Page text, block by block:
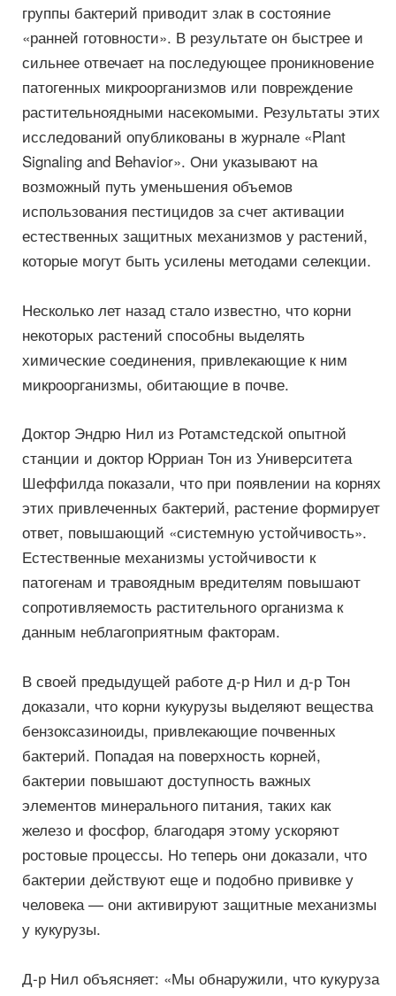
группы бактерий приводит злак в состояние
«ранней готовности». В результате он быстрее и
сильнее отвечает на последующее проникновение
патогенных микроорганизмов или повреждение
растительноядными насекомыми. Результаты этих
исследований опубликованы в журнале «Plant
Signaling and Behavior». Они указывают на
возможный путь уменьшения объемов
использования пестицидов за счет активации
естественных защитных механизмов у растений,
которые могут быть усилены методами селекции.
Несколько лет назад стало известно, что корни
некоторых растений способны выделять
химические соединения, привлекающие к ним
микроорганизмы, обитающие в почве.
Доктор Эндрю Нил из Ротамстедской опытной
станции и доктор Юрриан Тон из Университета
Шеффилда показали, что при появлении на корнях
этих привлеченных бактерий, растение формирует
ответ, повышающий «системную устойчивость».
Естественные механизмы устойчивости к
патогенам и травоядным вредителям повышают
сопротивляемость растительного организма к
данным неблагоприятным факторам.
В своей предыдущей работе д-р Нил и д-р Тон
доказали, что корни кукурузы выделяют вещества
бензоксазиноиды, привлекающие почвенных
бактерий. Попадая на поверхность корней,
бактерии повышают доступность важных
элементов минерального питания, таких как
железо и фосфор, благодаря этому ускоряют
ростовые процессы. Но теперь они доказали, что
бактерии действуют еще и подобно прививке у
человека — они активируют защитные механизмы
у кукурузы.
Д-р Нил объясняет: «Мы обнаружили, что кукуруза